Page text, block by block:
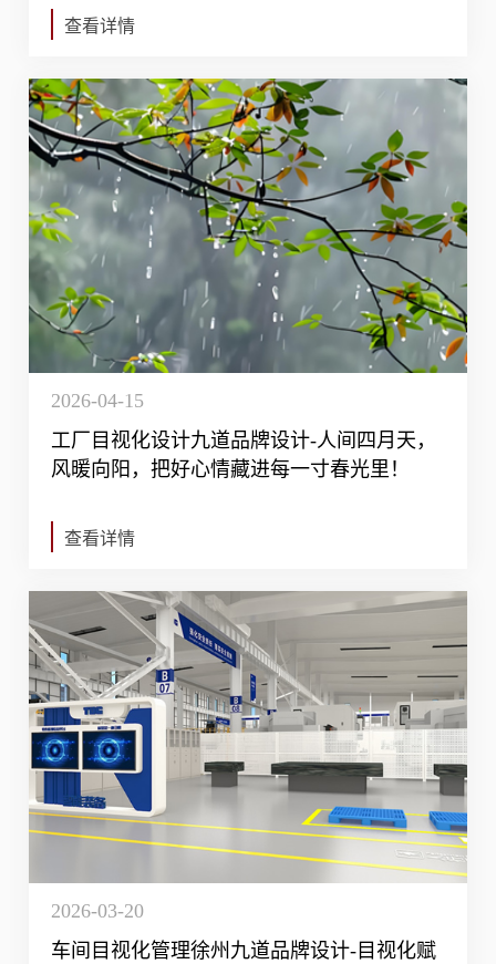
查看详情
2026-04-15
工厂目视化设计九道品牌设计-人间四月天，
风暖向阳，把好心情藏进每一寸春光里！
查看详情
2026-03-20
车间目视化管理徐州九道品牌设计-目视化赋